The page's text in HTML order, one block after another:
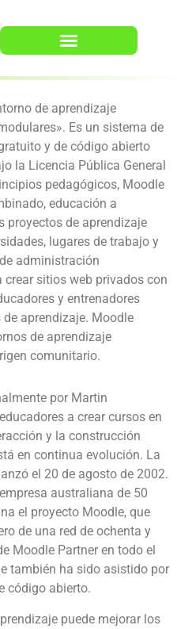
de aprendizaje
Es un sistema de
y de código abierto
la Licencia Pública General
pedagógicos, Moodle
educación a
proyectos de aprendizaje
lugares de trabajo y
administración
sitios web privados con
y entrenadores
aprendizaje. Moodle
de aprendizaje
comunitario.
por Martin
a crear cursos en
y la construcción
en continua evolución. La
el 20 de agosto de 2002.
australiana de 50
el proyecto Moodle, que
de una red de ochenta y
Moodle Partner en todo el
también ha sido asistido por
código abierto.
puede mejorar los